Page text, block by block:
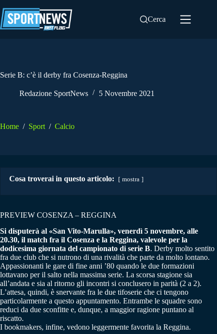
al
contenuto
Cerca
Serie B: c’è il derby fra Cosenza-Reggina
Redazione SportNews 5 Novembre 2021
Home / Sport / Calcio
Cosa troverai in questo articolo: mostra
PREVIEW COSENZA – REGGINA
Si disputerà al «San Vito-Marulla», venerdì 5 novembre, alle
20.30, il match fra il Cosenza e la Reggina, valevole per la
dodicesima giornata del campionato di serie B. Derby molto sentito
fra due club che si nutrono di una rivalità che parte da molto lontano.
Appassionanti le gare di fine anni ’80 quando le due formazioni
lottavano per il salto nella massima serie. La scorsa stagione sia
all’andata e sia al ritorno gli incontri si conclusero in parità (2 a 2).
L’attesa, quindi, è snervante fra le due tifoserie che ci tengono
particolarmente a questo appuntamento. Entrambe le squadre sono
reduci da due sconfitte e, dunque, a maggior ragione puntano al
riscatto.
I bookmakers, infine, vedono leggermente favorita la Reggina.